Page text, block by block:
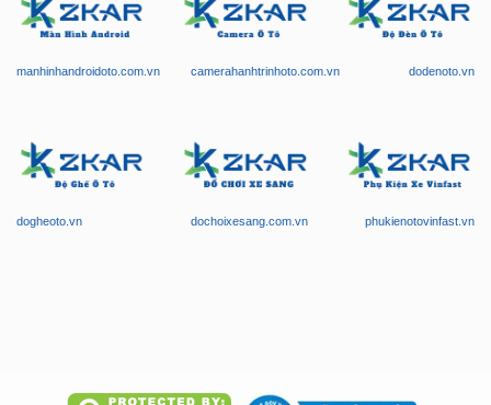
manhinhandroidoto.com.vn camerahanhtrinhoto.com.vn dodenoto.vn
dogheoto.vn dochoixesang.com.vn phukienotovinfast.vn